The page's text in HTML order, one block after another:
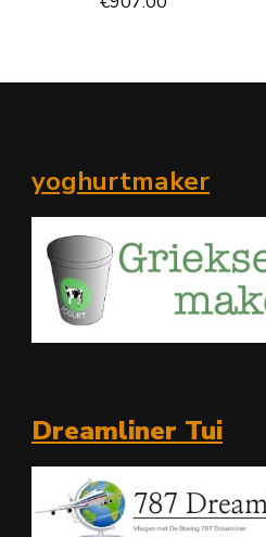
yoghurtmaker
Dreamliner Tui